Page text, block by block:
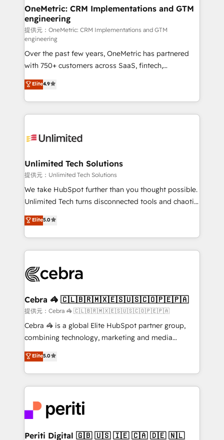
management, and speed up deal closures. With 500+
projects completed, our Agile approach ensures your
HubSpot CRM drives measurable results. Our
RevOps services align your sales, marketing, and
customer success teams for peak performance. We
optimize the revenue lifecycle—lead generation to
retention—by refining processes and eliminating
inefficiencies. Using HubSpot tools and data-driven
strategies, we create scalable solutions that
maximize profitability and adapt to your goals.
OneMetric: CRM Implementations and GTM
engineering
提供元：OneMetric: CRM Implementations and GTM
engineering
Over the past few years, OneMetric has partnered
with 750+ customers across SaaS, fintech,
healthcare, real estate, and other industries. With
150+ HubSpot-certified experts, we deliver scalable
solutions to complex GTM and RevOps challenges.
Our Expertise 🔹 Onboarding & Implementation:
tailored to your GTM motion. 🔹 Migrations:
from other CRMs to HubSpot without data loss or
downtime. 🔹 RevOps Strategy: Align teams,
processes, and data to drive revenue efficiency. 🔹
Integrations: Connect HubSpot with your tech stack
tailored apps, workflows, and configurations. We are
SOC 2 Type II and ISO 27001 certified, reinforcing
OneMetric that matters most: revenue.
Elite4.9
Unlimited Tech Solutions
提供元：Unlimited Tech Solutions
We take HubSpot further than you thought possible.
Unlimited Tech turns disconnected tools and chaotic
processes into a seamless, high-performing revenue
engine. We combine RevOps strategy with deep
technical execution to help teams scale faster—with
cleaner data, smarter automation, and more
Implementation & Migration · Native & Custom
Reporting & Analytics · GTM Architecture · Sales &
Marketing Enablement If you’re ready to elevate
HubSpot from “just your CRM” to your growth
infrastructure—let’s talk.
Elite5.0
Cebra 🦓 🇨🇱🇧🇷🇲🇽🇪🇸🇺🇸🇨🇴🇵🇪🇵🇦
提供元：Cebra 🦓 🇨🇱🇧🇷🇲🇽🇪🇸🇺🇸🇨🇴🇵🇪🇵🇦
Cebra 🦓 is a global Elite HubSpot partner group,
combining technology, marketing and media
expertise across Latin America and Southern
Europe, with teams across 7 countries. Born in Chile,
we combine local insight with international reach to
help businesses grow through technology, creativity,
500+ HubSpot implementations, building end-to-
end solutions that integrate CRM, AI automation,
inbound and loop marketing, content, and digital
Elite5.0
Periti Digital 🇬🇧 🇺🇸 🇮🇪 🇨🇦 🇩🇪 🇳🇱